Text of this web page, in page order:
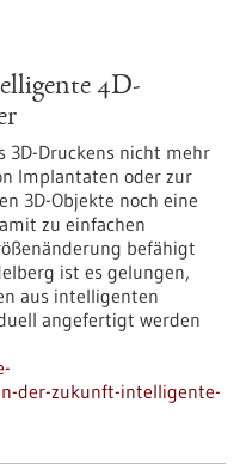
4D-
3D-Druckens nicht mehr
Implantaten oder zur
3D-Objekte noch eine
zu einfachen
befähigt
ist es gelungen,
aus intelligenten
angefertigt werden
der-zukunft-intelligente-